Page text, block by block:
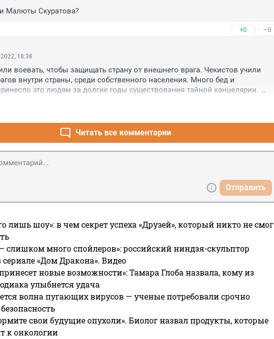
Малюты Скуратова?
+0 –0
18:38
воевать, чтобы защищать страну от внешнего врага. Чекистов учили
внутри страны, среди собственного населения. Много бед и
это людям за долгие годы существования тайной канцелярии.
Читать все комментарии
Отправить
лишь шоу»: в чем секрет успеха «Друзей», который никто не смог
слишком много спойлеров»: российский ниндзя-скульптор
сериале «Дом Дракона». Видео
новые возможности»: Тамара Глоба назвала, кому из
улыбнется удача
волна пугающих вирусов — ученые потребовали срочно
свои будущие опухоли». Биолог назвал продукты, которые
к онкологии